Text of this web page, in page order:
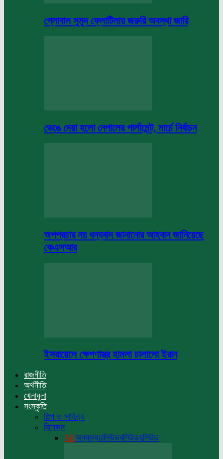
গ্লোবাল সুমুদ ফ্লোটিলায় জরুরি অবস্থা জারি
ভেঙে দেয়া হলো নেপালের পার্লামেন্ট, মার্চে নির্বাচন
অপপ্রচার নয় ধন্যবাদ জানানোর আহবান জানিয়েছে
কেএসআর
ইসরায়েলে ক্ষেপণাস্ত্র হামলা চালালো ইরান
রাজনীতি
অর্থনীতি
খেলাধুলা
সংস্কৃতি
শিল্প ও সাহিত্য
বিনোদন
Allঅন্যান্যঢালিউডবলিউডহলিউড